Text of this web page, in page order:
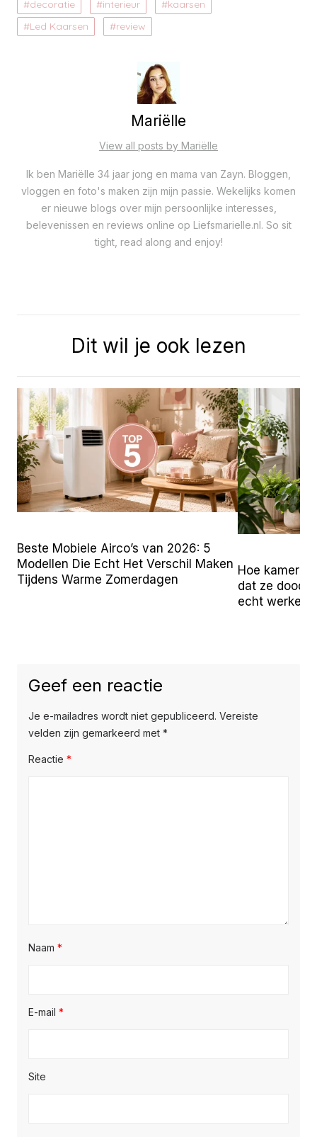
decoratie interieur
kaarsen
Led Kaarsen
review
Mariëlle
View all posts by Mariëlle
Ik ben Mariëlle 34 jaar jong en mama van Zayn. Bloggen,
vloggen en foto's maken zijn mijn passie. Wekelijks komen
er nieuwe blogs over mijn persoonlijke interesses,
belevenissen en reviews online op Liefsmarielle.nl. So sit
tight, read along and enjoy!
Dit wil je ook lezen
Beste Mobiele Airco’s van 2026: 5
Modellen Die Echt Het Verschil Maken
Tijdens Warme Zomerdagen
Hoe
dat ze
echt werken
Geef een reactie
Je e-mailadres wordt niet gepubliceerd. Vereiste
velden zijn gemarkeerd met *
Reactie *
Naam *
E-mail *
Site